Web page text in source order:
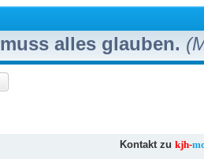
alles glauben.
Kontakt zukjh-